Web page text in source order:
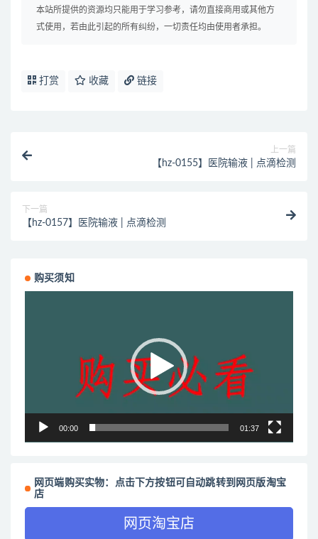
本站所提供的资源均只能用于学习参考，请勿直接商用或其他方
式使用，若由此引起的所有纠纷，一切责任均由使用者承担。
打赏 收藏 链接
上一篇
【hz-0155】医院输液 | 点滴检测
下一篇
【hz-0157】医院输液 | 点滴检测
购买须知
00:00 01:37
网页端购买实物：点击下方按钮可自动跳转到网页版淘宝
店
网页淘宝店